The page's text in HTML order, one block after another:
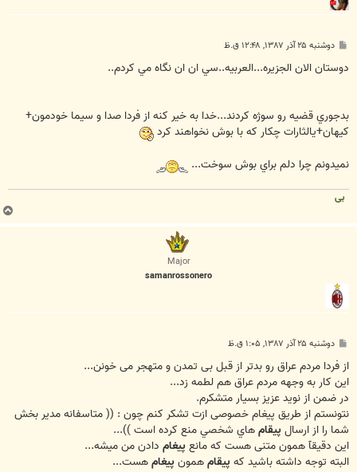
پ
ت
دوشنبه ۲۵ آذر ۱۳۸۷, ۱۲:۴۸ ق.ظ
دوستان الان الجزيره...العربيه..سي ان ان نگاه مي کردم..
بدجوري قضيه رو سوژه کردند...خدا به خير کنه از فردا صدا و سيما خودمون+
کيهان+يالثارات چکار که با بوش نخواهند کرد
نميدونم چرا دلم براي بوش سوخت...
بی
ب
ا
Major
samanrossonero
پ
ت
دوشنبه ۲۵ آذر ۱۳۸۷, ۱:۰۵ ق.ظ
از فردا مردم عراق رو بدتر از قبل بی تمدن و متهجر می خونن...
این کار به وجهه مردم عراق هم لطمه زد...
در ضمن از نوید عزیز بسیار متشکرم.
نتونستم از طریق پیغام خصوصی ازت تشکر کنم چون : (( متاسفانه مدير بخش
شما را از ارسالپيقامهاي شخصي منع كرده است ))...
این دقیقآ همون متنی هست که مانعپیغام دادن من میشه...
البته توجه داشته باشید کهپیقامهمونپیغامهست...